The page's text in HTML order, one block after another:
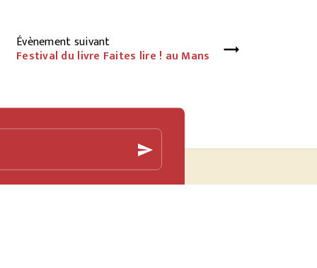
Évènement suivant
Festival du livre Faites lire ! au Mans
send